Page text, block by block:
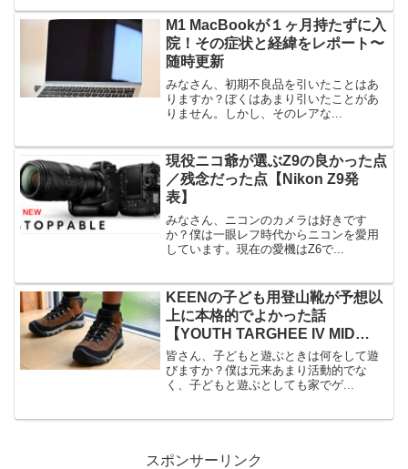
M1 MacBookが１ヶ月持たずに入
院！その症状と経緯をレポート〜
随時更新
みなさん、初期不良品を引いたことはあ
りますか？ぼくはあまり引いたことがあ
りません。しかし、そのレアな...
現役ニコ爺が選ぶZ9の良かった点
／残念だった点【Nikon Z9発
表】
みなさん、ニコンのカメラは好きです
か？僕は一眼レフ時代からニコンを愛用
しています。現在の愛機はZ6で...
KEENの子ども用登山靴が予想以
上に本格的でよかった話
【YOUTH TARGHEE IV MID
WP】
皆さん、子どもと遊ぶときは何をして遊
びますか？僕は元来あまり活動的でな
く、子どもと遊ぶとしても家でゲ...
スポンサーリンク